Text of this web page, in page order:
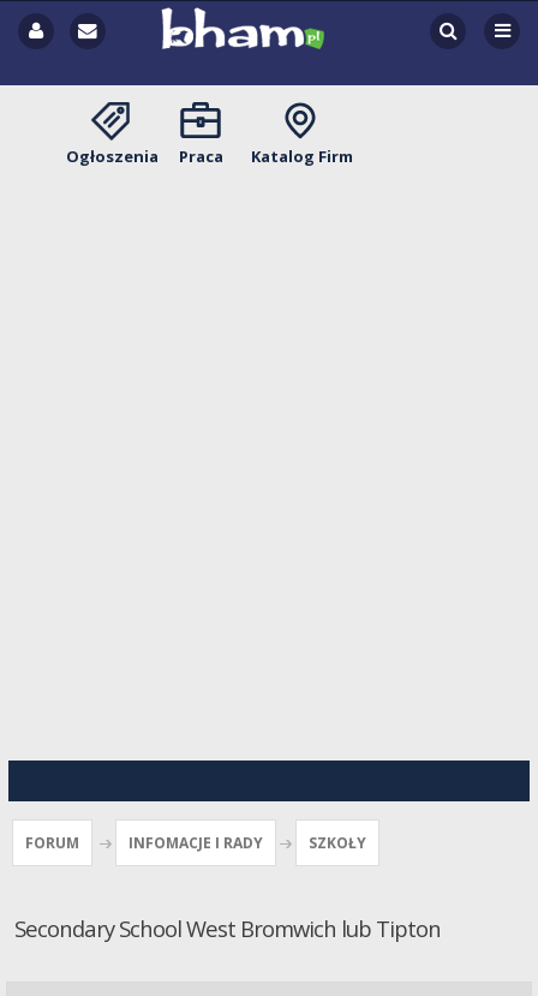
Ogłoszenia Praca Katalog Firm
FORUM INFOMACJE I RADY SZKOŁY
Secondary School West Bromwich lub Tipton